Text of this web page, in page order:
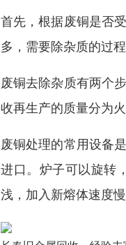
首先，根据废铜是否
多，需要除杂质的过
废铜去除杂质有两个
收再生产的质量分为
废铜处理的常用设备
进口。炉子可以旋转
浅，加入新熔体速度